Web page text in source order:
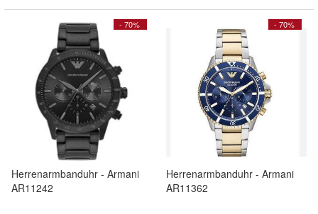
- 70%
Herrenarmbanduhr - Armani
AR11242
- 70%
Herrenarmbanduhr - Armani
AR11362